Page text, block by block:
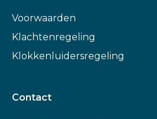
Voorwaarden
Klachtenregeling
Klokkenluidersregeling
Contact